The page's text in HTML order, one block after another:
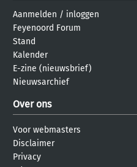
Aanmelden / inloggen
Feyenoord Forum
Stand
Kalender
E-zine (nieuwsbrief)
Nieuwsarchief
Over ons
Voor webmasters
Disclaimer
Privacy